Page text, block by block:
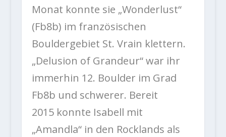
Monat konnte sie „Wonderlust“
(Fb8b) im französischen
Bouldergebiet St. Vrain klettern.
„Delusion of Grandeur“ war ihr
immerhin 12. Boulder im Grad
Fb8b und schwerer. Bereit
2015 konnte Isabell mit
„Amandla“ in den Rocklands als